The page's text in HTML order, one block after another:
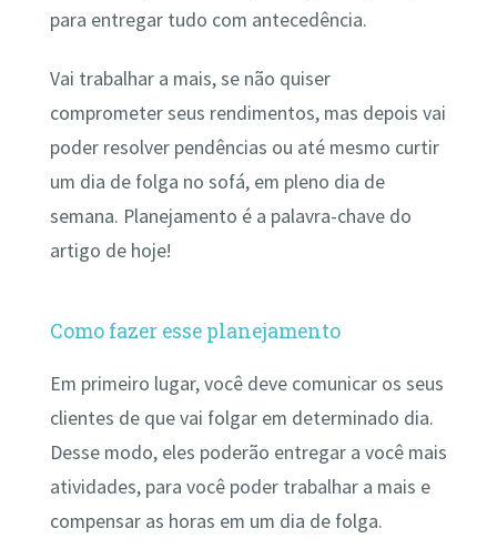
para entregar tudo com antecedência.
Vai trabalhar a mais, se não quiser
comprometer seus rendimentos, mas depois vai
poder resolver pendências ou até mesmo curtir
um dia de folga no sofá, em pleno dia de
semana. Planejamento é a palavra-chave do
artigo de hoje!
Como fazer esse planejamento
Em primeiro lugar, você deve comunicar os seus
clientes de que vai folgar em determinado dia.
Desse modo, eles poderão entregar a você mais
atividades, para você poder trabalhar a mais e
compensar as horas em um dia de folga.